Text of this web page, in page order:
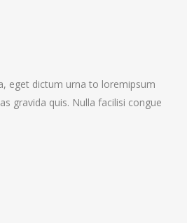
eget dictum urna to loremipsum
gravida quis. Nulla facilisi congue